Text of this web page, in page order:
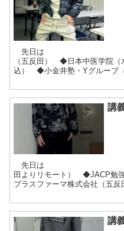
先日は ◆小金
（五反田） ◆日本中医学院
込） ◆小金井塾・Yグループ（
講
先日は ◆オル
田よりリモート） ◆JACP勉
プラスファーマ株式会社（五
講